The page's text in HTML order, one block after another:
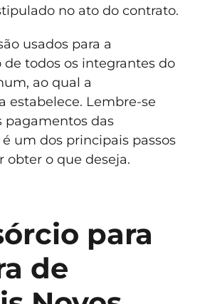
no ato do contrato.
usados para a
todos os integrantes do
ao qual a
estabelece. Lembre-se
pagamentos das
um dos principais passos
obter o que deseja.
para
de